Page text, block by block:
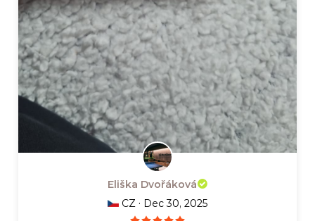
Eliška Dvořáková
CZ · Dec 30, 2025